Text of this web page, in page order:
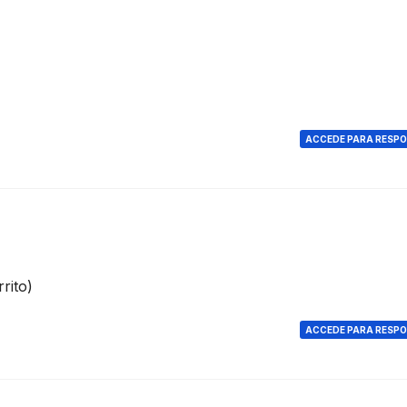
ACCEDE PARA
ACCEDE PARA